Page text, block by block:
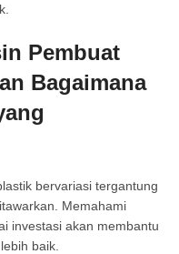
Pembuat
Bagaimana
bervariasi tergantung
Memahami
investasi akan membantu
baik.